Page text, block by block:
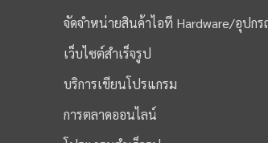
จัดจำหน่ายสินค้าไอที Hardware/อุปก
เว็บไซต์สำเร็จรูป
บริการเขียนโปรแกรม
การตลาดออนไลน์